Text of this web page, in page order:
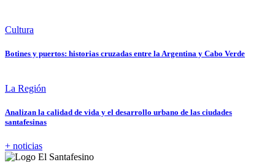
Cultura
Botines y puertos: historias cruzadas entre la Argentina y Cabo Verde
La Región
Analizan la calidad de vida y el desarrollo urbano de las ciudades
santafesinas
+ noticias